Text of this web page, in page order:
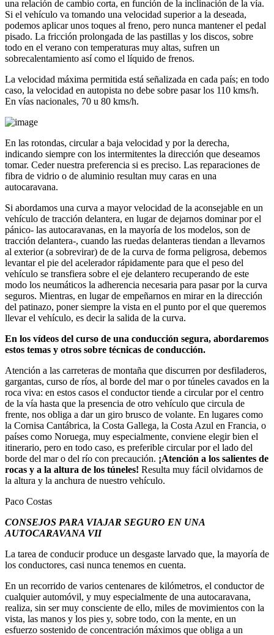
una relación de cambio corta, en función de la inclinación de la vía.
Si el vehículo va tomando una velocidad superior a la deseada,
podemos aplicar unos toques al freno, pero nunca mantener el pedal
pisado. La fricción prolongada de las pastillas y los discos, sobre
todo en el verano con temperaturas muy altas, sufren un
sobrecalentamiento así como el líquido de frenos.
La velocidad máxima permitida está señalizada en cada país; en todo
caso, la velocidad en autopista no debe sobre pasar los 110 kms/h.
En vías nacionales, 70 u 80 kms/h.
En las rotondas, circular a baja velocidad y por la derecha,
indicando siempre con los intermitentes la dirección que deseamos
tomar. Ceder nuestra preferencia si es preciso. Las reparaciones de
fibra de vidrio o de aluminio resultan muy caras en una
autocaravana.
Si abordamos una curva a mayor velocidad de la aconsejable en un
vehículo de tracción delantera, en lugar de dejarnos dominar por el
pánico- las autocaravanas, en la mayoría de los modelos, son de
tracción delantera-, cuando las ruedas delanteras tiendan a llevarnos
al exterior (a sobrevirar) de de la curva de forma peligrosa, debemos
levantar el pie del acelerador rápidamente para que el peso del
vehículo se transfiera sobre el eje delantero recuperando de este
modo los neumáticos la adherencia necesaria para pasar por la curva
seguros. Mientras, en lugar de empeñarnos en mirar en la dirección
del patinazo, poner siempre la vista en el punto por el que queremos
llevar el vehículo, es decir la salida de la curva.
En los vídeos del curso de una conducción segura, abordaremos
estos temas y otros sobre técnicas de conducción.
Atención a las carreteras de montaña que discurren por desfiladeros,
gargantas, curso de ríos, al borde del mar o por túneles cavados en la
roca viva: en estos casos el conductor tiende a circular por el centro
de la vía hasta que la presencia de otro vehículo que circula de
frente, nos obliga a dar un giro brusco de volante. En lugares como
la Cornisa Cantábrica, la Costa Gallega, la Costa Azul en Francia, o
países como Noruega, muy especialmente, conviene elegir bien el
itinerario, pero en todo caso, es preferible circular por el lado del
borde del mar o del río con precaución. ¡Atención a los salientes de
rocas y a la altura de los túneles! Resulta muy fácil olvidarnos de
la altura y la anchura de nuestro vehículo.
Paco Costas
CONSEJOS PARA VIAJAR SEGURO EN UNA
AUTOCARAVANA VII
La tarea de conducir produce un desgaste larvado que, la mayoría de
los conductores, casi nunca tenemos en cuenta.
En un recorrido de varios centenares de kilómetros, el conductor de
cualquier automóvil, y muy especialmente de una autocaravana,
realiza, sin ser muy consciente de ello, miles de movimientos con la
vista, las manos y los pies y, sobre todo, con la mente, en un
esfuerzo sostenido de concentración máximos que obliga a un